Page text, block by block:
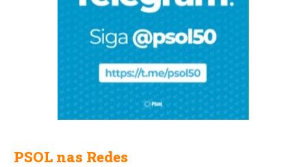
PSOL nas Redes